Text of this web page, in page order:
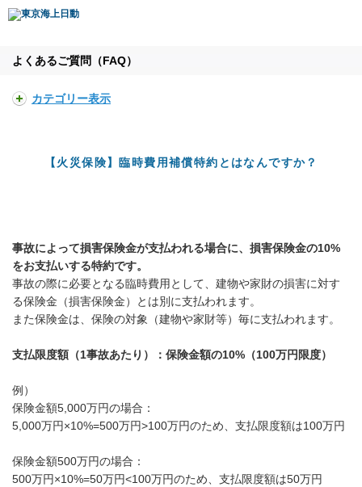
よくあるご質問（FAQ）
カテゴリー表示
【火災保険】臨時費用補償特約とはなんですか？
事故によって損害保険金が支払われる場合に、損害保険金の10%
をお支払いする特約です。
事故の際に必要となる臨時費用として、建物や家財の損害に対す
る保険金（損害保険金）とは別に支払われます。
また保険金は、保険の対象（建物や家財等）毎に支払われます。
支払限度額（1事故あたり）：保険金額の10%（100万円限度）
例）
保険金額5,000万円の場合：
5,000万円×10%=500万円>100万円のため、支払限度額は100万円
保険金額500万円の場合：
500万円×10%=50万円<100万円のため、支払限度額は50万円